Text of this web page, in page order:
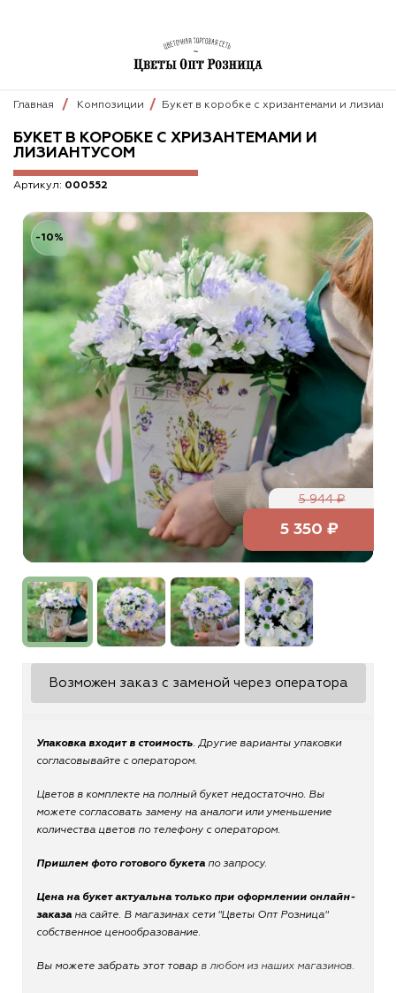
Главная Композиции Букет в коробке с хризантемами и
БУКЕТ В КОРОБКЕ С ХРИЗАНТЕМАМИ И
ЛИЗИАНТУСОМ
Артикул: 000552
-10%
5 944 ₽
5 350 ₽
Упаковка входит в стоимость. Другие варианты упаковки
согласовывайте с оператором.
Цветов в комплекте на полный букет недостаточно. Вы
можете согласовать замену на аналоги или уменьшение
количества цветов по телефону с оператором.
Пришлем фото готового букета по запросу.
Цена на букет актуальна только при оформлении онлайн-
заказа на сайте. В магазинах сети "Цветы Опт Розница"
собственное ценообразование.
Вы можете забрать этот товар в любом из наших магазинов.
Возможен заказ с заменой через оператора